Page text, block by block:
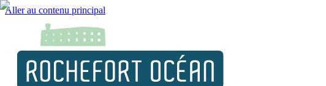
Aller au contenu principal